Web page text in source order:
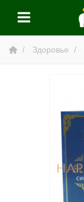
Здоровье